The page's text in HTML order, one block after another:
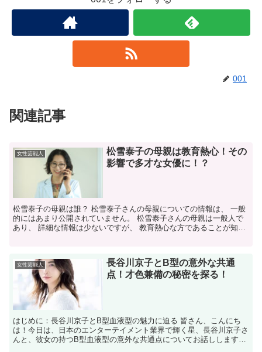
001
関連記事
女性芸能人
松雪泰子の母親は教育熱心！その
影響で多才な女優に！？
松雪泰子の母親は誰？ 松雪泰子さんの母親についての情報は、 一般
的にはあまり公開されていません。 松雪泰子さんの母親は一般人で
あり、 詳細な情報は少ないですが、 教育熱心な方であることが知ら
女性芸能人
長谷川京子とB型の意外な共通
点！才色兼備の秘密を探る！
はじめに：長谷川京子とB型血液型の魅力に迫る 皆さん、こんにち
は！今日は、日本のエンターテイメント業界で輝く星、長谷川京子さ
んと、彼女の持つB型血液型の意外な共通点についてお話しします。